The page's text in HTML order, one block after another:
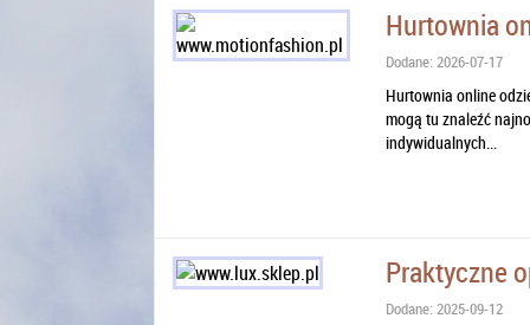
Hurtownia
Dodane: 2026-07-17
Hurtownia online
mogą tu znaleźć
indywidualnych...
Praktyczne
Dodane: 2025-09-12